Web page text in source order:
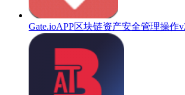
Gate.ioAPP区块链资产安全管理操作